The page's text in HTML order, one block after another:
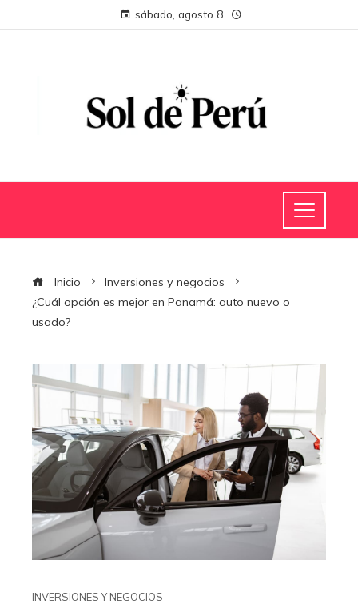
sábado, agosto 8
Inicio
Inversiones y negocios
¿Cuál opción es mejor en Panamá: auto nuevo o
usado?
INVERSIONES Y NEGOCIOS